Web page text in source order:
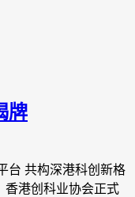
牌
台 共构深港科创新格
香港创科业协会正式